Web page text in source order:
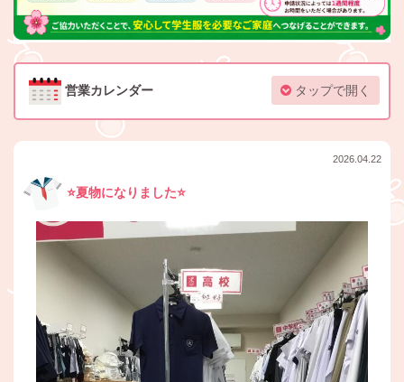
営業カレンダー タップで開く
2026.04.22
⭐️夏物になりました⭐️